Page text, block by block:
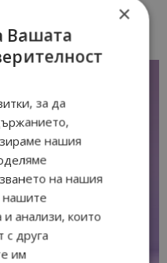
×
Вашата
за да
нашия
на нашия
нашите
анализи, които
с друга
им